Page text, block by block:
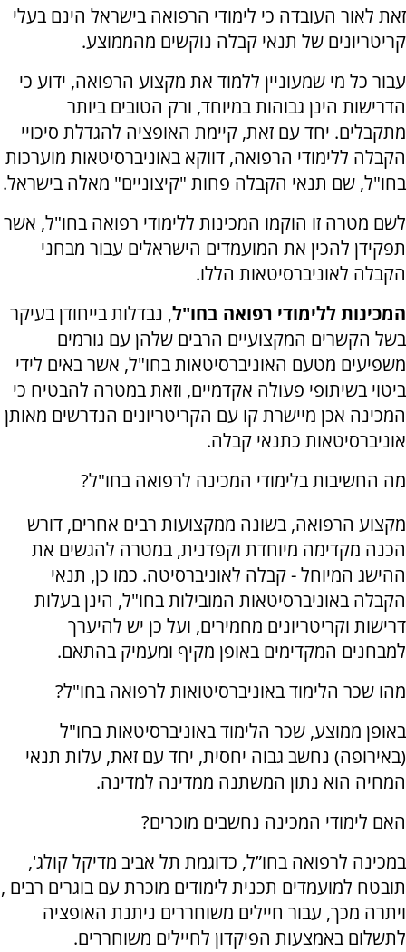
זאת לאור העובדה כי לימודי הרפואה בישראל הינם בעלי
קריטריונים של תנאי קבלה נוקשים מהממוצע.
עבור כל מי שמעוניין ללמוד את מקצוע הרפואה, ידוע כי
הדרישות הינן גבוהות במיוחד, ורק הטובים ביותר
מתקבלים. יחד עם זאת, קיימת האופציה להגדלת סיכויי
הקבלה ללימודי הרפואה, דווקא באוניברסיטאות מוערכות
בחו"ל, שם תנאי הקבלה פחות "קיצוניים" מאלה בישראל.
לשם מטרה זו הוקמו המכינות ללימודי רפואה בחו"ל, אשר
תפקידן להכין את המועמדים הישראלים עבור מבחני
הקבלה לאוניברסיטאות הללו.
המכינות ללימודי רפואה בחו"ל, נבדלות בייחודן בעיקר
בשל הקשרים המקצועיים הרבים שלהן עם גורמים
משפיעים מטעם האוניברסיטאות בחו"ל, אשר באים לידי
ביטוי בשיתופי פעולה אקדמיים, וזאת במטרה להבטיח כי
המכינה אכן מיישרת קו עם הקריטריונים הנדרשים מאותן
אוניברסיטאות כתנאי קבלה.
מה החשיבות בלימודי המכינה לרפואה בחו"ל?
מקצוע הרפואה, בשונה ממקצועות רבים אחרים, דורש
הכנה מקדימה מיוחדת וקפדנית, במטרה להגשים את
ההישג המיוחל - קבלה לאוניברסיטה. כמו כן, תנאי
הקבלה באוניברסיטאות המובילות בחו"ל, הינן בעלות
דרישות וקריטריונים מחמירים, ועל כן יש להיערך
למבחנים המקדימים באופן מקיף ומעמיק בהתאם.
מהו שכר הלימוד באוניברסיטואות לרפואה בחו"ל?
באופן ממוצע, שכר הלימוד באוניברסיטאות בחו"ל
(באירופה) נחשב גבוה יחסית, יחד עם זאת, עלות תנאי
המחיה הוא נתון המשתנה ממדינה למדינה.
האם לימודי המכינה נחשבים מוכרים?
במכינה לרפואה בחו”ל, כדוגמת תל אביב מדיקל קולג',
תובטח למועמדים תכנית לימודים מוכרת עם בוגרים רבים ,
ויתרה מכך, עבור חיילים משוחררים ניתנת האופציה
לתשלום באמצעות הפיקדון לחיילים משוחררים.